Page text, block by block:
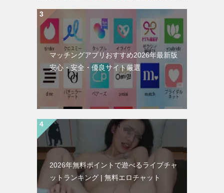
マッチングアプリおすすめ2026年最新版
安心・安全・優良サイト厳選
2026年無料ポイントで遊べるライブチャ
ットランキング | 無料エロチャット